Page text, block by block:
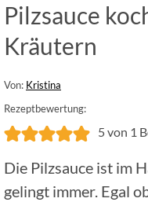
Pilzsauce
Kräutern
Von: Kristina
Rezeptbewertung:
5von 1
Die Pilzsauce ist im
gelingt immer. Egal